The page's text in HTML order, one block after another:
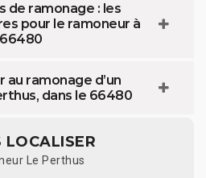
de ramonage : les
pour le ramoneur à
ramonage d’un
dans le 66480
LOCALISER
Le Perthus